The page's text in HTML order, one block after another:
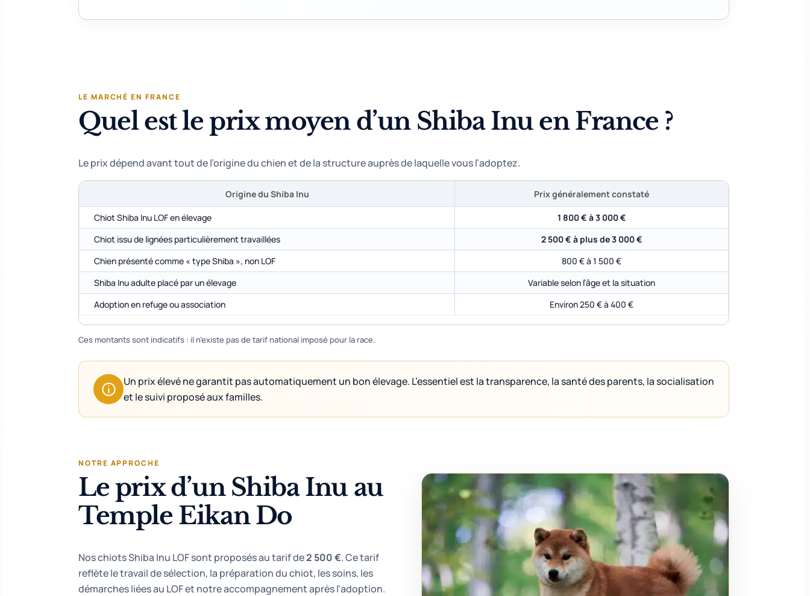
LE MARCHÉ EN FRANCE
Quel est le prix moyen d’un Shiba Inu en France ?
Le prix dépend avant tout de l’origine du chien et de la structure auprès de laquelle vous l’adoptez.
Origine du Shiba Inu Prix généralement constaté
Chiot Shiba Inu LOF en élevage
1 800 € à 3 000 €
Chiot issu de lignées particulièrement travaillées
2 500 € à plus de 3 000 €
Chien présenté comme « type Shiba », non LOF
800 € à 1 500 €
Shiba Inu adulte placé par un élevage
Variable selon l’âge et la situation
Adoption en refuge ou association
Environ 250 € à 400 €
Ces montants sont indicatifs : il n’existe pas de tarif national imposé pour la race.
Un prix élevé ne garantit pas automatiquement un bon élevage. L’essentiel est la transparence, la santé des parents, la socialisation
et le suivi proposé aux familles.
NOTRE APPROCHE
Le prix d’un Shiba Inu au
Temple Eikan Do
Nos chiots Shiba Inu LOF sont proposés au tarif de2 500 €. Ce tarif
reflète le travail de sélection, la préparation du chiot, les soins, les
démarches liées au LOF et notre accompagnement après l’adoption.